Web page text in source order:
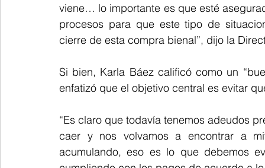
viene… lo importante es que esté
procesos para que este tipo de
cierre de esta compra bienal”, dijo la
Si bien, Karla Báez calificó como un
enfatizó que el objetivo central es evitar
“Es claro que todavía tenemos adeudos
caer y nos volvamos a encontrar a
acumulando, eso es lo que debemos